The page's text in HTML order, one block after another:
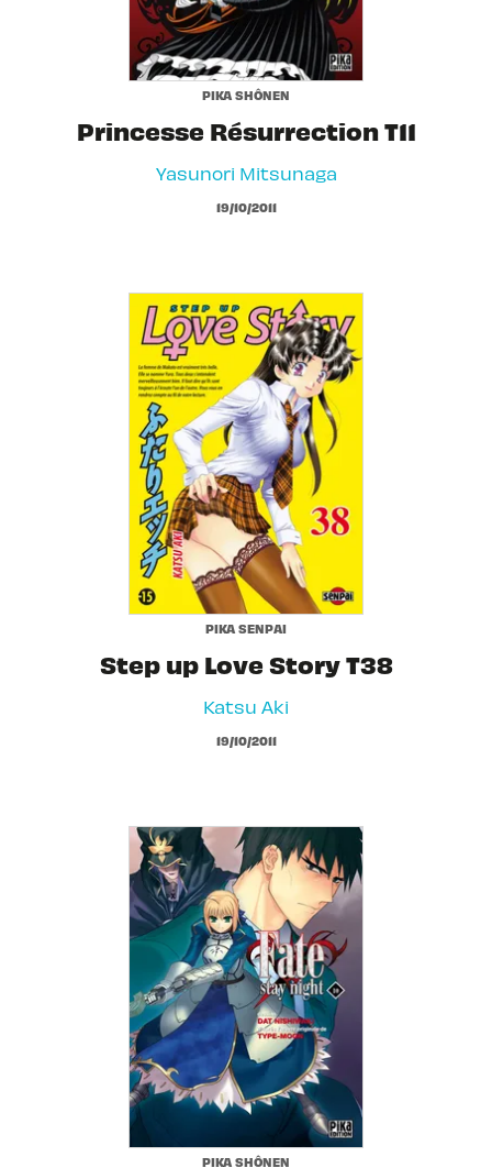
PIKA SHÔNEN
Princesse Résurrection T11
Yasunori Mitsunaga
19/10/2011
PIKA SENPAI
Step up Love Story T38
Katsu Aki
19/10/2011
PIKA SHÔNEN